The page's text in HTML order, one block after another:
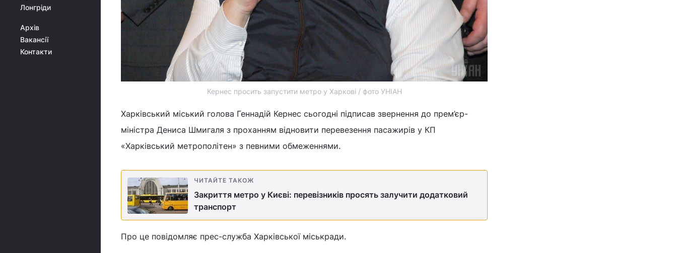
Лонгріди
Архів
Вакансії
Контакти
Кернес просить запустити метро у Харкові / фото УНІАН
Харківський міський голова Геннадій Кернес сьогодні підписав звернення до прем’єр-
міністра Дениса Шмигаля з проханням відновити перевезення пасажирів у КП
«Харківський метрополітен» з певними обмеженнями.
ЧИТАЙТЕ ТАКОЖ
Закриття метро у Києві: перевізників просять залучити додатковий
транспорт
Про це повідомляє прес-служба Харківської міськради.